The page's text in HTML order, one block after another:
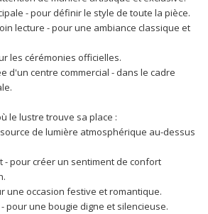
- pour définir le style de toute la pièce.
lecture - pour une ambiance classique et
les cérémonies officielles.
d'un centre commercial - dans le cadre
le lustre trouve sa place :
de lumière atmosphérique au-dessus
- pour créer un sentiment de confort
une occasion festive et romantique.
pour une bougie digne et silencieuse.